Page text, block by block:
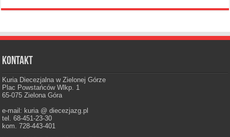
Kontakt
Kuria Diecezjalna w Zielonej Górze
Plac Powstańców Wlkp. 1
65-075 Zielona Góra
e-mail: kuria @ diecezjazg.pl
tel. 68-451-23-30
kom. 728-443-401